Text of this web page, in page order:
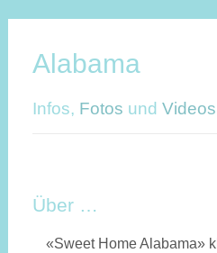
Alabama
Infos, Fotos und Videos
Über …
«Sweet Home Alabama»